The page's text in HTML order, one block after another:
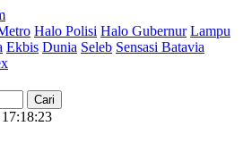
Halo Polisi Halo Gubernur Lampu
Ekbis Dunia Seleb Sensasi Batavia